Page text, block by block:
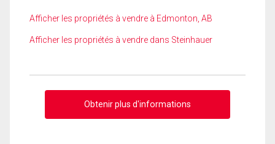
Afficher les propriétés à vendre à Edmonton, AB
Afficher les propriétés à vendre dans Steinhauer
Obtenir plus d'informations